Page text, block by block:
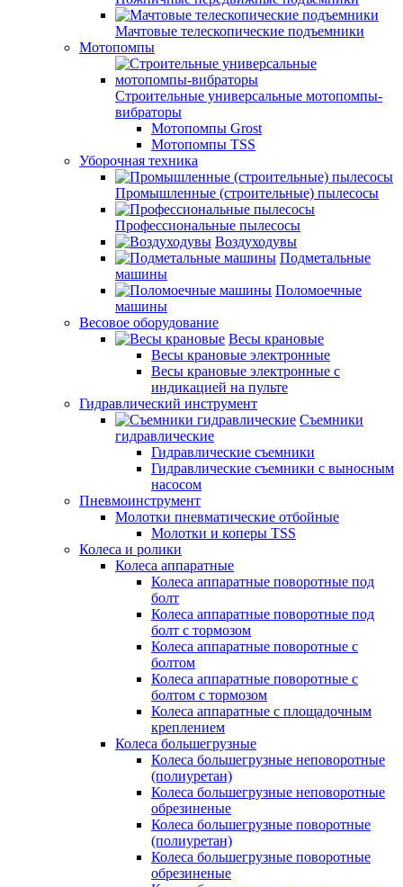
Мачтовые телескопические подъемники
Мотопомпы
Строительные универсальные мотопомпы-
вибраторы
Мотопомпы Grost
Мотопомпы TSS
Уборочная техника
Промышленные (строительные) пылесосы
Профессиональные пылесосы
Воздуходувы
Подметальные
машины
Поломоечные
машины
Весовое оборудование
Весы крановые
Весы крановые электронные
Весы крановые электронные с
индикацией на пульте
Гидравлический инструмент
Съемники
гидравлические
Гидравлические съемники
Гидравлические cъемники с выносным
насосом
Пневмоинструмент
Молотки пневматические отбойные
Молотки и коперы TSS
Колеса и ролики
Колеса аппаратные
Колеса аппаратные поворотные под
болт
Колеса аппаратные поворотные под
болт с тормозом
Колеса аппаратные поворотные с
болтом
Колеса аппаратные поворотные с
болтом с тормозом
Колеса аппаратные с площадочным
креплением
Колеса большегрузные
Колеса большегрузные неповоротные
(полиуретан)
Колеса большегрузные неповоротные
обрезиненые
Колеса большегрузные поворотные
(полиуретан)
Колеса большегрузные поворотные
обрезиненые